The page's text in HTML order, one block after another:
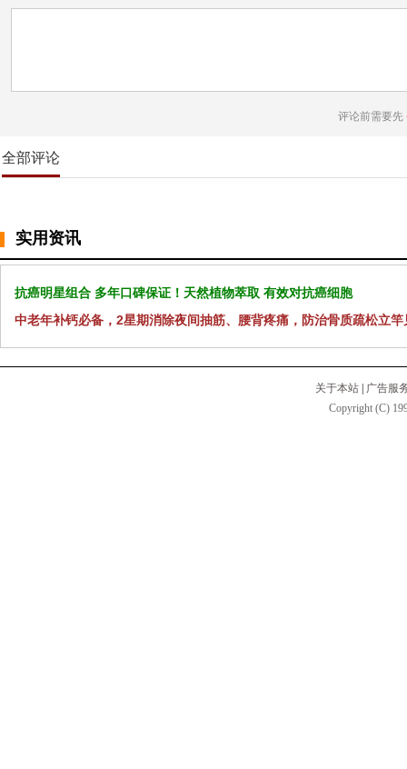
评论前需要先
全部评论
实用资讯
抗癌明星组合 多年口碑保证！天然植物萃取 有效对抗癌细胞
中老年补钙必备，2星期消除夜间抽筋、腰背疼痛，防治骨质疏松立竿
关于本站
广告服
Copyright (C)